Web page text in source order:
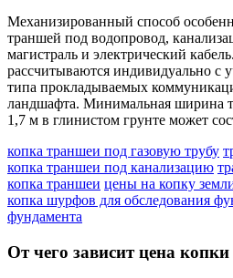
Механизированный способ
траншей под водопровод,
магистраль и электрический
рассчитываются индивидуально с
типа прокладываемых
ландшафта. Минимальная ширина
1,7 м в глинистом грунте может
копка траншеи под газовую трубу
копка траншеи под канализацию
копка траншеи цены на копку
копка шурфов для обследования
фундамента
От чего зависит цена